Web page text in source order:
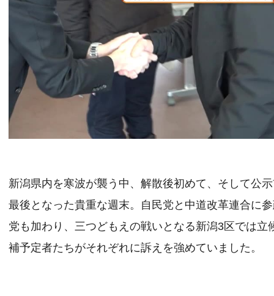
新潟県内を寒波が襲う中、解散後初めて、そして公
最後となった貴重な週末。自民党と中道改革連合に
党も加わり、三つどもえの戦いとなる新潟3区では立
補予定者たちがそれぞれに訴えを強めていました。